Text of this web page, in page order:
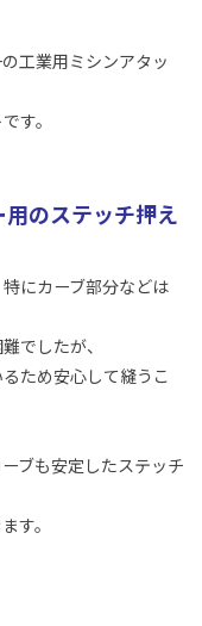
工業用ミシンアタッ
す。
のステッチ押え
にカーブ部分などは
でしたが、
ため安心して縫うこ
ブも安定したステッチ
す。